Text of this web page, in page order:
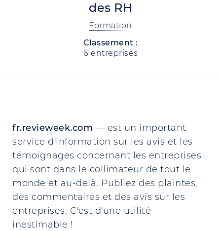
des RH
Formation
Classement :
6 entreprises
fr.revieweek.com — est un important
service d'information sur les avis et les
témoignages concernant les entreprises
qui sont dans le collimateur de tout le
monde et au-delà. Publiez des plaintes,
des commentaires et des avis sur les
entreprises. C'est d'une utilité
inestimable !